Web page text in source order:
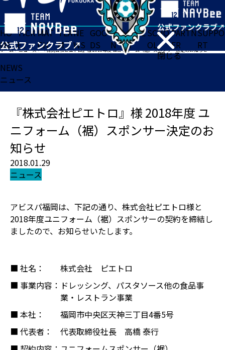
閉じる
HO
ME
TICK
ET
MAT
CH
TEA
M
NE
WS
GOO
DS
FA
N
ACADE
MY
SCHO
OL
PARTN
ER
SUPPO
RT
ホーム>ニュース>『株式会社ピエトロ』様 2018年度 ユニフォーム（裾）スポンサー決定のお知らせ
NEWS
ニュース
『株式会社ピエトロ』様 2018年度 ユ
ニフォーム（裾）スポンサー決定のお
知らせ
2018.01.29
ニュース
アビスパ福岡は、下記の通り、株式会社ピエトロ様と
2018年度ユニフォーム（裾）スポンサーの契約を締結し
ましたので、お知らせいたします。
■ 社名：
株式会社 ピエトロ
■ 事業内容： ドレッシング、パスタソース他の食品事
業・レストラン事業
■ 本社：
福岡市中央区天神三丁目4番5号
■ 代表者：
代表取締役社長 高橋 泰行